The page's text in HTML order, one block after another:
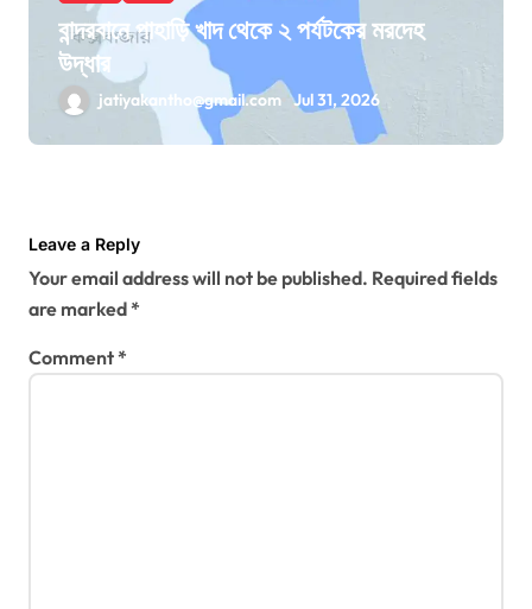
বান্দরবানে পাহাড়ি খাদ থেকে ২ পর্যটকের মরদেহ
উদ্ধার
jatiyakantho@gmail.com Jul 31, 2026
Leave a Reply
Your email address will not be published. Required fields
are marked*
Comment*